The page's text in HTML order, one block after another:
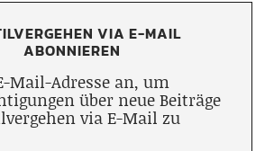
VIA E-MAIL
ABONNIEREN
Mail-Adresse an, um
über neue Beiträge
via E-Mail zu